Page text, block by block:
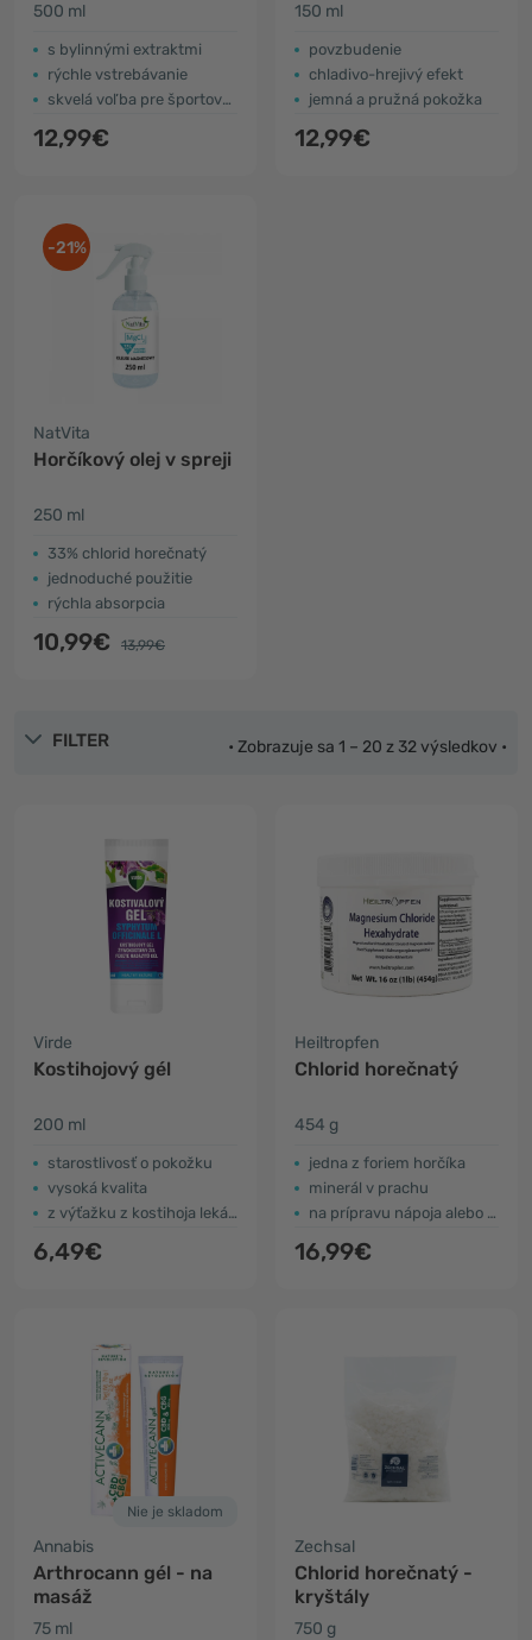
500 ml
s bylinnými extraktmi
rýchle vstrebávanie
skvelá voľba pre športovcov
12,99€
150 ml
povzbudenie
chladivo-hrejivý efekt
jemná a pružná pokožka
12,99€
-21%
NatVita
Horčíkový olej v spreji
250 ml
33% chlorid horečnatý
jednoduché použitie
rýchla absorpcia
10,99€ 13,99€
FILTER • Zobrazuje sa 1 – 20 z 32 výsledkov •
Virde
Kostihojový gél
200 ml
starostlivosť o pokožku
vysoká kvalita
z výťažku z kostihoja lekárskeho
6,49€
Heiltropfen
Chlorid horečnatý
454 g
jedna z foriem horčíka
minerál v prachu
na prípravu nápoja alebo oleja
16,99€
Nie je skladom
Annabis
Arthrocann gél - na
masáž
75 ml
Zechsal
Chlorid horečnatý -
kryštály
750 g